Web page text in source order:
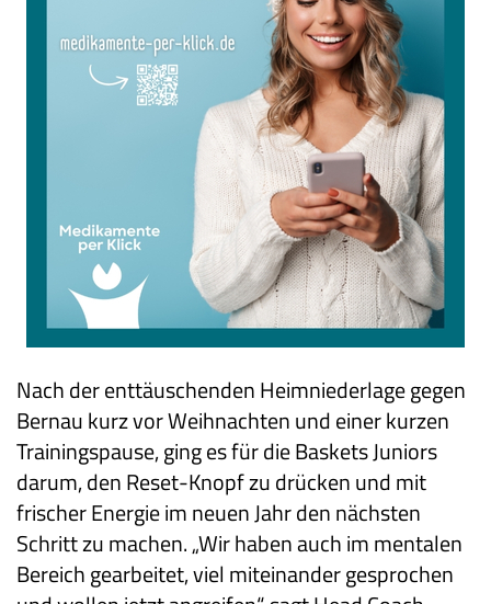
Nach der enttäuschenden Heimniederlage gegen
Bernau kurz vor Weihnachten und einer kurzen
Trainingspause, ging es für die Baskets Juniors
darum, den Reset-Knopf zu drücken und mit
frischer Energie im neuen Jahr den nächsten
Schritt zu machen. „Wir haben auch im mentalen
Bereich gearbeitet, viel miteinander gesprochen